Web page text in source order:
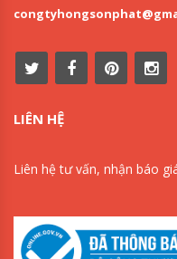
LIÊN HỆ
Liên hệ tư vấn, nhận báo